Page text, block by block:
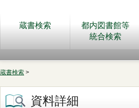
蔵書検索
都内図書館等
統合検索
蔵書検索 >
資料詳細